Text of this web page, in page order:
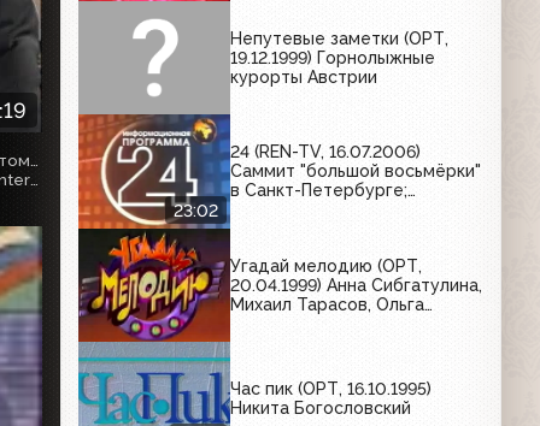
Интервью, данное телеканалу РТР в связи с крушением атомной подводной лодки "Курск". В этот день в России был объявлен общенациональный траур.
Лицензия на материал - Creative Commons Attribution 4.0 International.
Непутевые заметки (ОРТ,
19.12.1999) Горнолыжные
курорты Австрии
23:02
24 (REN-TV, 16.07.2006)
Саммит "большой восьмёрки"
в Санкт-Петербурге;
Угадай мелодию (ОРТ,
20.04.1999) Анна Сибгатулина,
Михаил Тарасов, Ольга
Час пик (ОРТ, 16.10.1995)
Никита Богословский